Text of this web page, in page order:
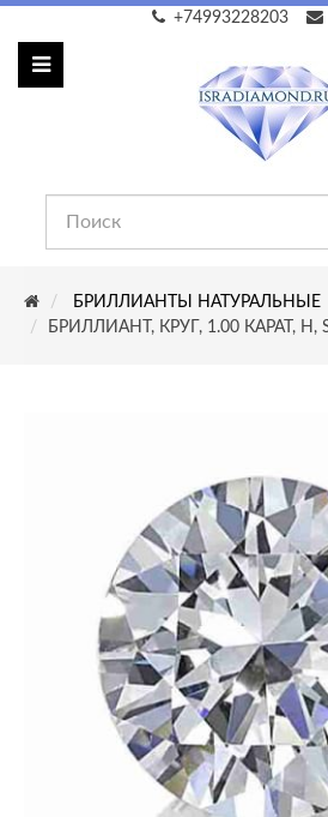
+74993228203
БРИЛЛИАНТЫ НАТУРАЛЬНЫЕ
БРИЛЛИАНТ, КРУГ, 1.00 КАРАТ, H,